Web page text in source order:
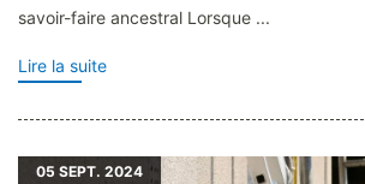
savoir-faire ancestral Lorsque ...
Lire la suite
05 SEPT. 2024